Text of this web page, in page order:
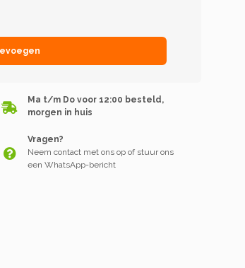
Ma t/m Do voor 12:00 besteld,
morgen in huis
Vragen?
Neem contact met ons op of stuur ons
een WhatsApp-bericht